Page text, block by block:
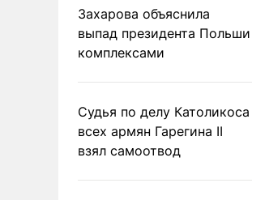
Захарова объяснила
выпад президента Польши
комплексами
Судья по делу Католикоса
всех армян Гарегина II
взял самоотвод